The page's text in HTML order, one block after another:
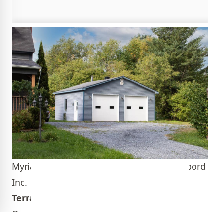
Myriam Roux/ Steve Bachand- Re/Max D'abord
Inc.
Terrain